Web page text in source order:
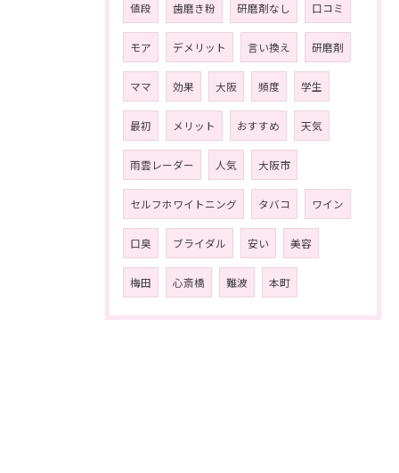
値段 歯磨き粉 研磨剤なし 口コミ
モア デメリット 言い換え 研磨剤
ママ 効果 大阪 頻度 学生
最初 メリット おすすめ 天気
雨雲レーダー 人気 大阪市
セルフホワイトニング タバコ ワイン
口臭 ブライダル 安い 美容
梅田 心斎橋 難波 本町